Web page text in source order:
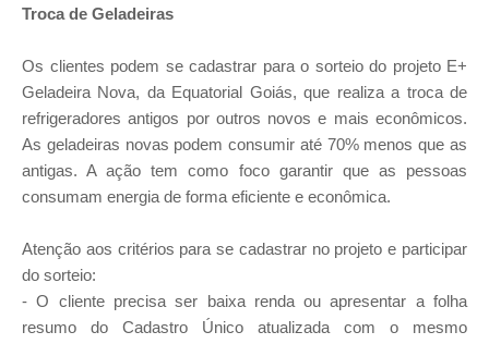
Troca de Geladeiras
Os clientes podem se cadastrar para o sorteio do projeto E+
Geladeira Nova, da Equatorial Goiás, que realiza a troca de
refrigeradores antigos por outros novos e mais econômicos.
As geladeiras novas podem consumir até 70% menos que as
antigas. A ação tem como foco garantir que as pessoas
consumam energia de forma eficiente e econômica.
Atenção aos critérios para se cadastrar no projeto e participar
do sorteio:
- O cliente precisa ser baixa renda ou apresentar a folha
resumo do Cadastro Único atualizada com o mesmo